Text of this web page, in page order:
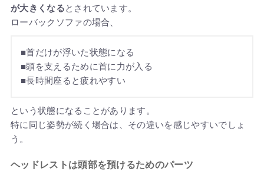
が大きくなるとされています。
ローバックソファの場合、
■首だけが浮いた状態になる
■頭を支えるために首に力が入る
■長時間座ると疲れやすい
という状態になることがあります。
特に同じ姿勢が続く場合は、その違いを感じやすいでしょ
う。
ヘッドレストは頭部を預けるためのパーツ